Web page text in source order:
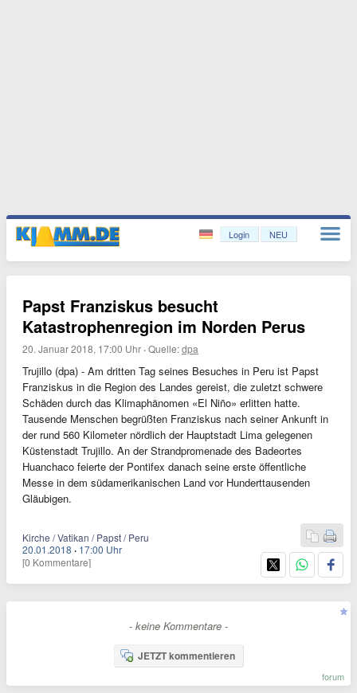
Login NEU
Papst Franziskus besucht
Katastrophenregion im Norden Perus
20. Januar 2018, 17:00 Uhr ·Quelle:dpa
Trujillo (dpa) - Am dritten Tag seines Besuches in Peru ist Papst
Franziskus in die Region des Landes gereist, die zuletzt schwere
Schäden durch das Klimaphänomen «El Niño» erlitten hatte.
Tausende Menschen begrüßten Franziskus nach seiner Ankunft in
der rund 560 Kilometer nördlich der Hauptstadt Lima gelegenen
Küstenstadt Trujillo. An der Strandpromenade des Badeortes
Huanchaco feierte der Pontifex danach seine erste öffentliche
Messe in dem südamerikanischen Land vor Hunderttausenden
Gläubigen.
Kirche / Vatikan / Papst / Peru
20.01.2018 · 17:00 Uhr
[0 Kommentare]
- keine Kommentare -
JETZT kommentieren
forum